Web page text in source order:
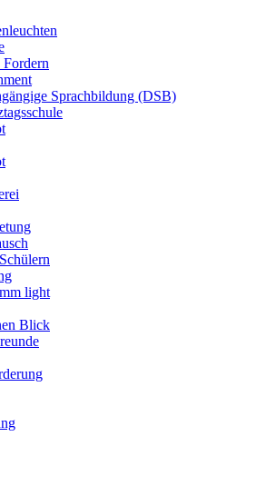
Sprachbildung (DSB)
light
Blick